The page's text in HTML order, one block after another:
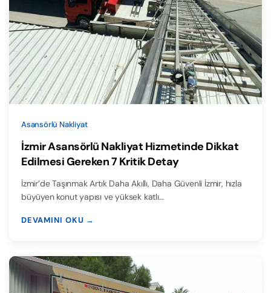
Asansörlü Nakliyat
İzmir Asansörlü Nakliyat Hizmetinde Dikkat
Edilmesi Gereken 7 Kritik Detay
İzmir’de Taşınmak Artık Daha Akıllı, Daha Güvenli İzmir, hızla
büyüyen konut yapısı ve yüksek katlı…
DEVAMINI OKU →